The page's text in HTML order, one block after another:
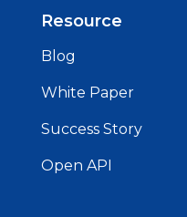
Resource
Blog
White Paper
Success Story
Open API